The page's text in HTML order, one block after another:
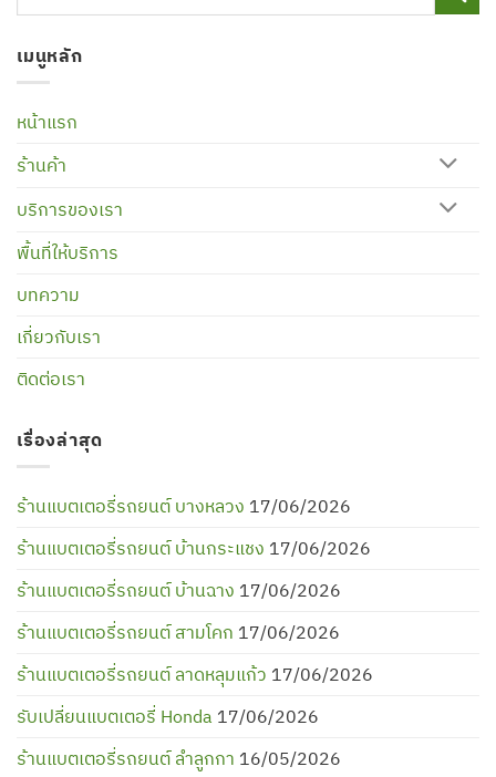
เมนูหลัก
หน้าแรก
ร้านค้า
บริการของเรา
พื้นที่ให้บริการ
บทความ
เกี่ยวกับเรา
ติดต่อเรา
เรื่องล่าสุด
ร้านแบตเตอรี่รถยนต์ บางหลวง 17/06/2026
ร้านแบตเตอรี่รถยนต์ บ้านกระแชง 17/06/2026
ร้านแบตเตอรี่รถยนต์ บ้านฉาง 17/06/2026
ร้านแบตเตอรี่รถยนต์ สามโคก 17/06/2026
ร้านแบตเตอรี่รถยนต์ ลาดหลุมแก้ว 17/06/2026
รับเปลี่ยนแบตเตอรี่ Honda 17/06/2026
ร้านแบตเตอรี่รถยนต์ ลำลูกกา 16/05/2026